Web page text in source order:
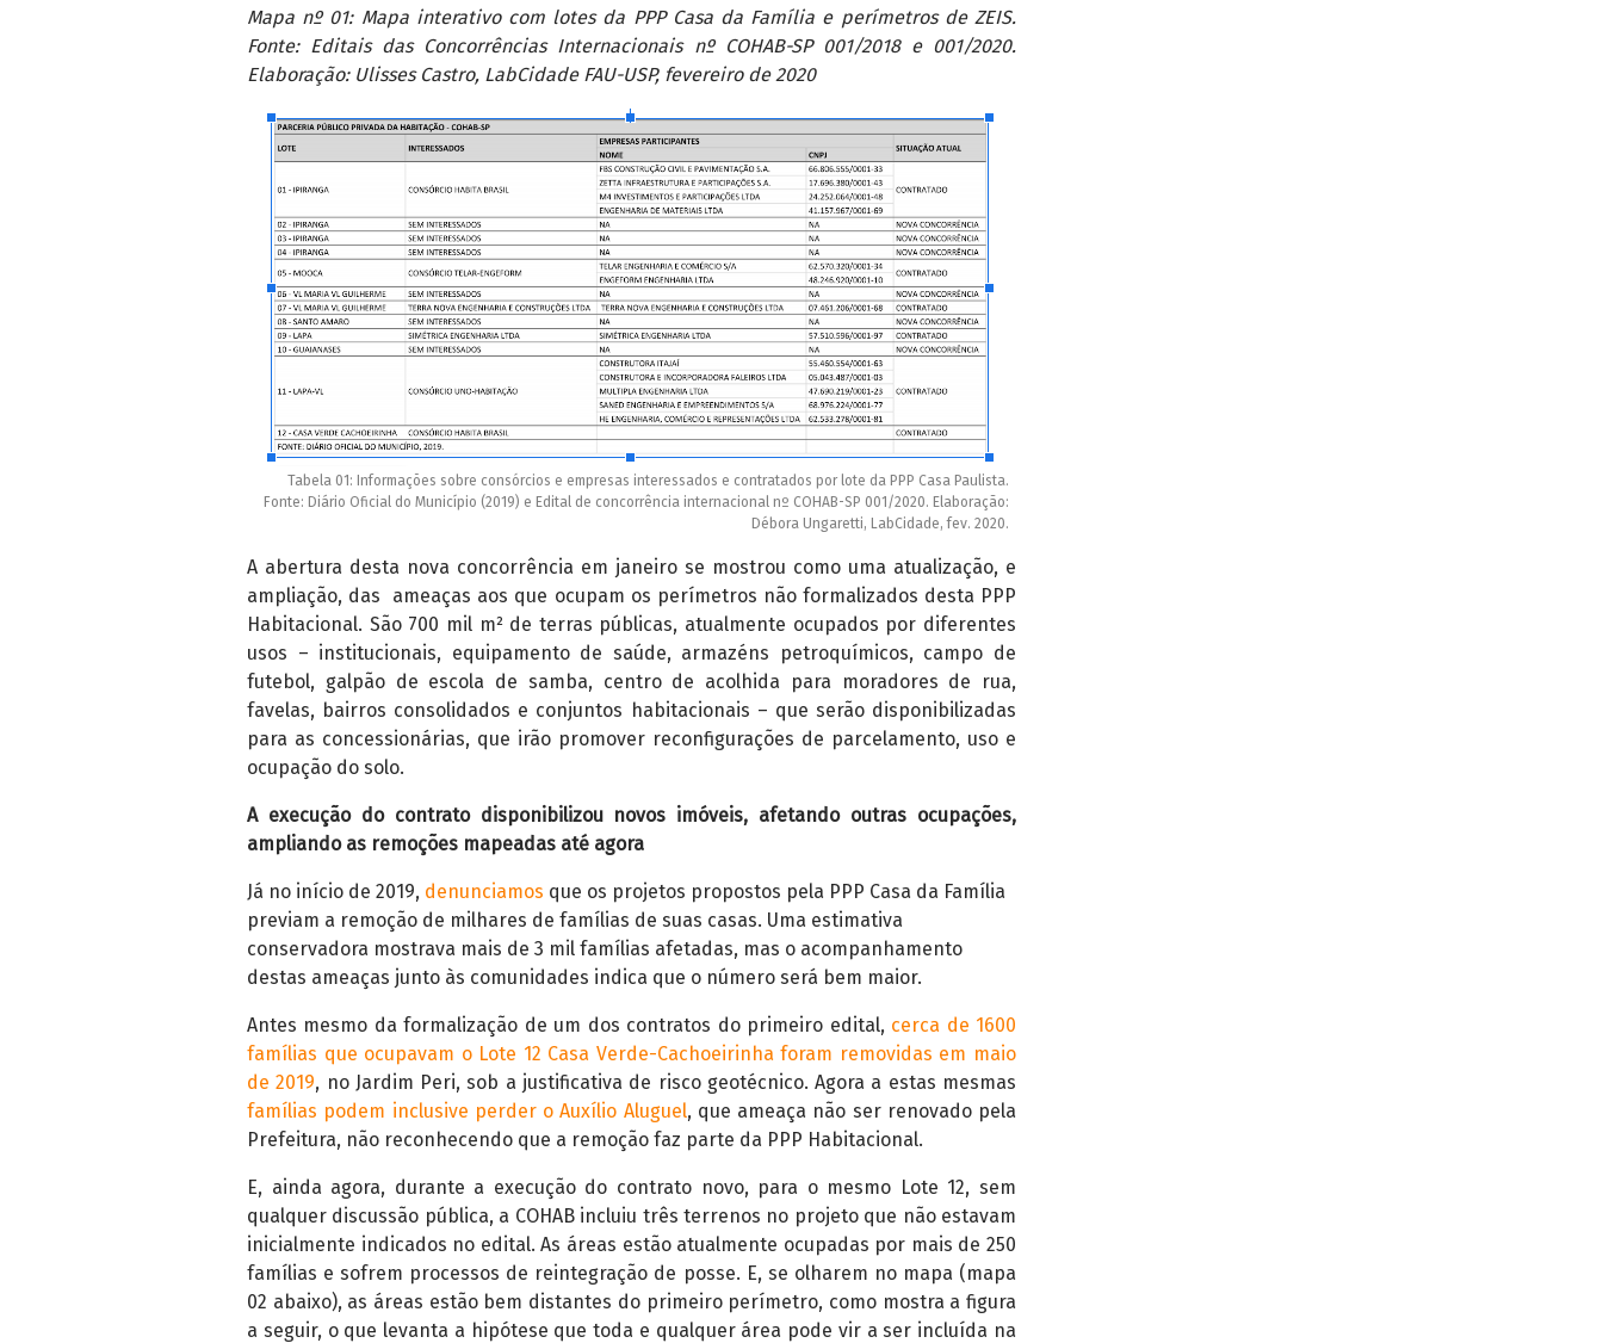
Mapa nº 01: Mapa interativo com lotes da PPP Casa da Família e perímetros de ZEIS.
Fonte: Editais das Concorrências Internacionais nº COHAB-SP 001/2018 e 001/2020.
Elaboração: Ulisses Castro, LabCidade FAU-USP, fevereiro de 2020
Tabela 01: Informações sobre consórcios e empresas interessados e contratados por lote da PPP Casa Paulista.
Fonte: Diário Oficial do Município (2019) e Edital de concorrência internacional nº COHAB-SP 001/2020. Elaboração:
Débora Ungaretti, LabCidade, fev. 2020.
A abertura desta nova concorrência em janeiro se mostrou como uma atualização, e
ampliação, das ameaças aos que ocupam os perímetros não formalizados desta PPP
Habitacional. São 700 mil m² de terras públicas, atualmente ocupados por diferentes
usos – institucionais, equipamento de saúde, armazéns petroquímicos, campo de
futebol, galpão de escola de samba, centro de acolhida para moradores de rua,
favelas, bairros consolidados e conjuntos habitacionais – que serão disponibilizadas
para as concessionárias, que irão promover reconfigurações de parcelamento, uso e
ocupação do solo.
A execução do contrato disponibilizou novos imóveis, afetando outras ocupações,
ampliando as remoções mapeadas até agora
Já no início de 2019, denunciamos que os projetos propostos pela PPP Casa da Família
previam a remoção de milhares de famílias de suas casas. Uma estimativa
conservadora mostrava mais de 3 mil famílias afetadas, mas o acompanhamento
destas ameaças junto às comunidades indica que o número será bem maior.
Antes mesmo da formalização de um dos contratos do primeiro edital, cerca de 1600
famílias que ocupavam o Lote 12 Casa Verde-Cachoeirinha foram removidas em maio
de 2019, no Jardim Peri, sob a justificativa de risco geotécnico. Agora a estas mesmas
famílias podem inclusive perder o Auxílio Aluguel, que ameaça não ser renovado pela
Prefeitura, não reconhecendo que a remoção faz parte da PPP Habitacional.
E, ainda agora, durante a execução do contrato novo, para o mesmo Lote 12, sem
qualquer discussão pública, a COHAB incluiu três terrenos no projeto que não estavam
inicialmente indicados no edital. As áreas estão atualmente ocupadas por mais de 250
famílias e sofrem processos de reintegração de posse. E, se olharem no mapa (mapa
02 abaixo), as áreas estão bem distantes do primeiro perímetro, como mostra a figura
a seguir, o que levanta a hipótese que toda e qualquer área pode vir a ser incluída na